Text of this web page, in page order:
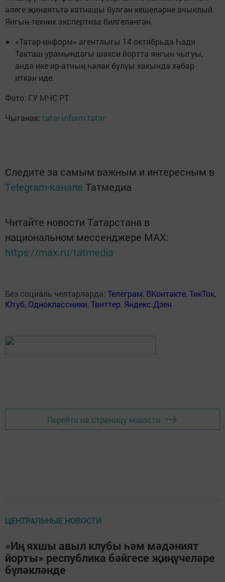
әлеге җинаятьтә катнашы булган кешеләрне ачыклый.
Янгын-техник экспертиза билгеләнгән.
«Татар-информ» агентлыгы 14 октябрьдә Һади
Такташ урамындагы шәхси йортта янгын чыгуы,
анда ике ир-атның һәлак булуы хакында хәбәр
иткән иде.
Фото: ГУ МЧС РТ
Чыганак: tatar-inform.tatar
Следите за самым важным и интересным в
Telegram-канале Татмедиа
Читайте новости Татарстана в
национальном мессенджере MАХ:
https://max.ru/tatmedia
Без социаль челтәрләрдә: Телеграм, ВКонтакте,ТикТок,
Ютуб, Одноклассники,Твиттер, Яндекс.Дзен
Перейти на страницу новости
ЦЕНТРАЛЬНЫЕ НОВОСТИ
«Иң яхшы авыл клубы һәм мәдәният
йорты» республика бәйгесе җиңүчеләре
бүләкләнде